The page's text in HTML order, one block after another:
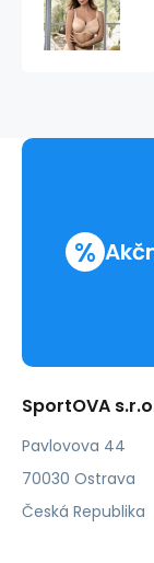
%
SportOVA
Pavlovova 44
70030 Ostrava
Česká Republika